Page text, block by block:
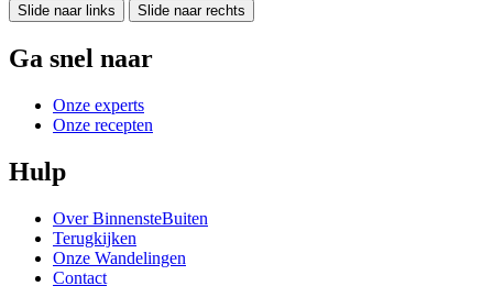
Slide naar links Slide naar rechts
Ga snel naar
Onze experts
Onze recepten
Hulp
Over BinnensteBuiten
Terugkijken
Onze Wandelingen
Contact